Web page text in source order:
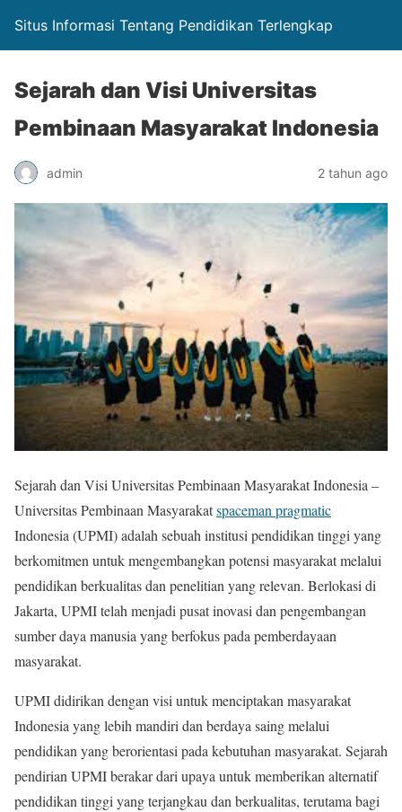
Situs Informasi Tentang Pendidikan Terlengkap
Sejarah dan Visi Universitas
Pembinaan Masyarakat Indonesia
admin 2 tahun ago
Sejarah dan Visi Universitas Pembinaan Masyarakat Indonesia –
Universitas Pembinaan Masyarakatspaceman pragmatic
Indonesia (UPMI) adalah sebuah institusi pendidikan tinggi yang
berkomitmen untuk mengembangkan potensi masyarakat melalui
pendidikan berkualitas dan penelitian yang relevan. Berlokasi di
Jakarta, UPMI telah menjadi pusat inovasi dan pengembangan
sumber daya manusia yang berfokus pada pemberdayaan
masyarakat.
UPMI didirikan dengan visi untuk menciptakan masyarakat
Indonesia yang lebih mandiri dan berdaya saing melalui
pendidikan yang berorientasi pada kebutuhan masyarakat. Sejarah
pendirian UPMI berakar dari upaya untuk memberikan alternatif
pendidikan tinggi yang terjangkau dan berkualitas, terutama bagi